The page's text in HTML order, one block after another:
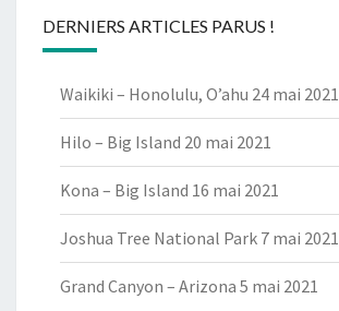
DERNIERS ARTICLES PARUS !
Waikiki – Honolulu, O’ahu 24 mai 2021
Hilo – Big Island 20 mai 2021
Kona – Big Island 16 mai 2021
Joshua Tree National Park 7 mai 2021
Grand Canyon – Arizona 5 mai 2021